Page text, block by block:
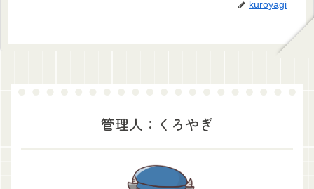
kuroyagi
管理人：くろやぎ